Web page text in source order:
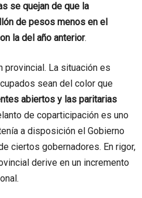
se quejan de que la
de pesos menos en el
la del año anterior.
provincial. La situación es
sean del color que
abiertos y las paritarias
de coparticipación es uno
a disposición el Gobierno
ciertos gobernadores. En rigor,
derive en un incremento